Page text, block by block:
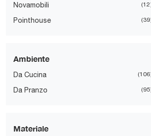
Novamobili 12
Pointhouse 39
Ambiente
Da Cucina 106
Da Pranzo 95
Materiale